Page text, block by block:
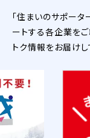
「住まいのサポー
ートする各企業を
トク情報をお届けし